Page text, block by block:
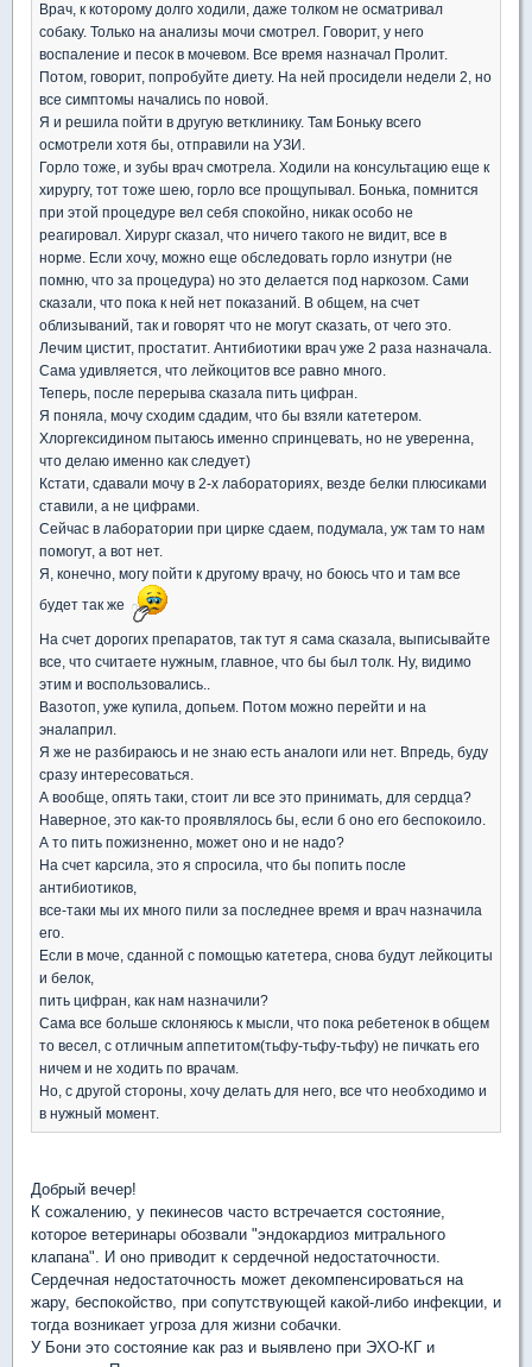
Врач, к которому долго ходили, даже толком не осматривал
собаку. Только на анализы мочи смотрел. Говорит, у него
воспаление и песок в мочевом. Все время назначал Пролит.
Потом, говорит, попробуйте диету. На ней просидели недели 2, но
все симптомы начались по новой.
Я и решила пойти в другую ветклинику. Там Боньку всего
осмотрели хотя бы, отправили на УЗИ.
Горло тоже, и зубы врач смотрела. Ходили на консультацию еще к
хирургу, тот тоже шею, горло все прощупывал. Бонька, помнится
при этой процедуре вел себя спокойно, никак особо не
реагировал. Хирург сказал, что ничего такого не видит, все в
норме. Если хочу, можно еще обследовать горло изнутри (не
помню, что за процедура) но это делается под наркозом. Сами
сказали, что пока к ней нет показаний. В общем, на счет
облизываний, так и говорят что не могут сказать, от чего это.
Лечим цистит, простатит. Антибиотики врач уже 2 раза назначала.
Сама удивляется, что лейкоцитов все равно много.
Теперь, после перерыва сказала пить цифран.
Я поняла, мочу сходим сдадим, что бы взяли катетером.
Хлоргексидином пытаюсь именно спринцевать, но не уверенна,
что делаю именно как следует)
Кстати, сдавали мочу в 2-х лабораториях, везде белки плюсиками
ставили, а не цифрами.
Сейчас в лаборатории при цирке сдаем, подумала, уж там то нам
помогут, а вот нет.
Я, конечно, могу пойти к другому врачу, но боюсь что и там все
будет так же
На счет дорогих препаратов, так тут я сама сказала, выписывайте
все, что считаете нужным, главное, что бы был толк. Ну, видимо
этим и воспользовались..
Вазотоп, уже купила, допьем. Потом можно перейти и на
эналаприл.
Я же не разбираюсь и не знаю есть аналоги или нет. Впредь, буду
сразу интересоваться.
А вообще, опять таки, стоит ли все это принимать, для сердца?
Наверное, это как-то проявлялось бы, если б оно его беспокоило.
А то пить пожизненно, может оно и не надо?
На счет карсила, это я спросила, что бы попить после
антибиотиков,
все-таки мы их много пили за последнее время и врач назначила
его.
Если в моче, сданной с помощью катетера, снова будут лейкоциты
и белок,
пить цифран, как нам назначили?
Сама все больше склоняюсь к мысли, что пока ребетенок в общем
то весел, с отличным аппетитом(тьфу-тьфу-тьфу) не пичкать его
ничем и не ходить по врачам.
Но, с другой стороны, хочу делать для него, все что необходимо и
в нужный момент.
Добрый вечер!
К сожалению, у пекинесов часто встречается состояние,
которое ветеринары обозвали "эндокардиоз митрального
клапана". И оно приводит к сердечной недостаточности.
Сердечная недостаточность может декомпенсироваться на
жару, беспокойство, при сопутствующей какой-либо инфекции, и
тогда возникает угроза для жизни собачки.
У Бони это состояние как раз и выявлено при ЭХО-КГ и